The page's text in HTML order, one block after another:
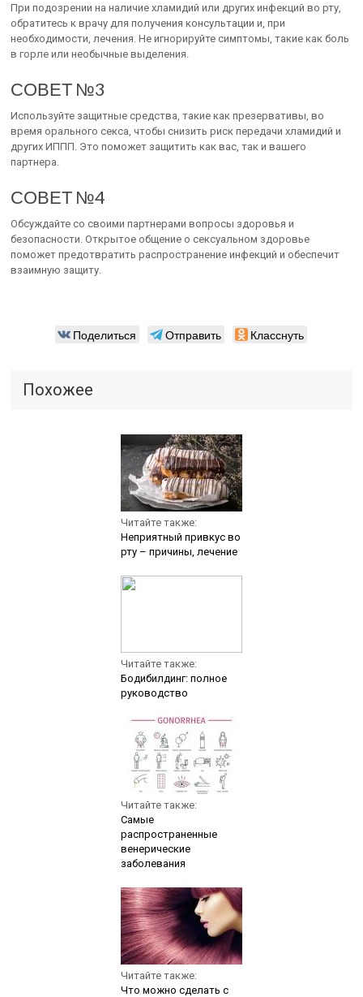
При подозрении на наличие хламидий или других инфекций во рту,
обратитесь к врачу для получения консультации и, при
необходимости, лечения. Не игнорируйте симптомы, такие как боль
в горле или необычные выделения.
СОВЕТ №3
Используйте защитные средства, такие как презервативы, во
время орального секса, чтобы снизить риск передачи хламидий и
других ИППП. Это поможет защитить как вас, так и вашего
партнера.
СОВЕТ №4
Обсуждайте со своими партнерами вопросы здоровья и
безопасности. Открытое общение о сексуальном здоровье
поможет предотвратить распространение инфекций и обеспечит
взаимную защиту.
Поделиться Отправить Класснуть
Похожее
Читайте также:
Неприятный привкус во
рту – причины, лечение
Читайте также:
Бодибилдинг: полное
руководство
Читайте также:
Самые
распространенные
венерические
заболевания
Читайте также:
Что можно сделать с